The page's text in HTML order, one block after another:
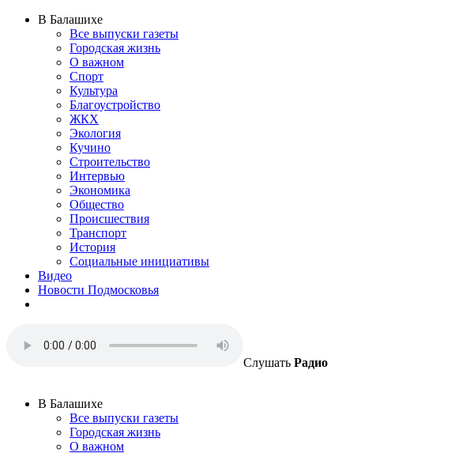
В Балашихе
Все выпуски газеты
Городская жизнь
О важном
Спорт
Культура
Благоустройство
ЖКХ
Экология
Кучино
Строительство
Интервью
Экономика
Общество
Происшествия
Транспорт
История
Социальные инициативы
Видео
Новости Подмосковья
Слушать Радио
В Балашихе
Все выпуски газеты
Городская жизнь
О важном